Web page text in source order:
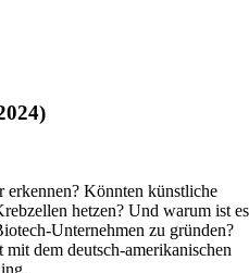
erkennen? Könnten künstliche
hetzen? Und warum ist es
Unternehmen zu gründen?
dem deutsch-amerikanischen